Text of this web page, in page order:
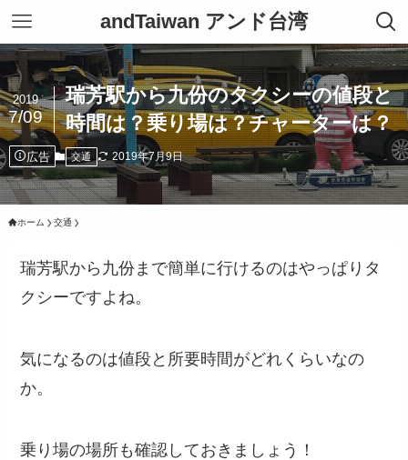
andTaiwan アンド台湾
瑞芳駅から九份のタクシーの値段と
時間は？乗り場は？チャーターは？
2019
7/09
広告 交通 2019年7月9日
ホーム 交通
瑞芳駅から九份まで簡単に行けるのはやっぱりタ
クシーですよね。
気になるのは値段と所要時間がどれくらいなの
か。
乗り場の場所も確認しておきましょう！